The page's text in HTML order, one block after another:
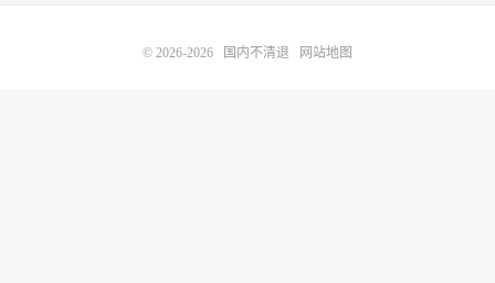
© 2026-2026 国内不清退 网站地图